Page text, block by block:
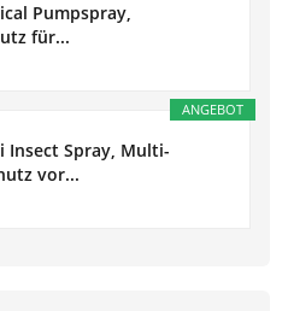
Pumpspray,
für...
ANGEBOT
Insect Spray, Multi-
vor...